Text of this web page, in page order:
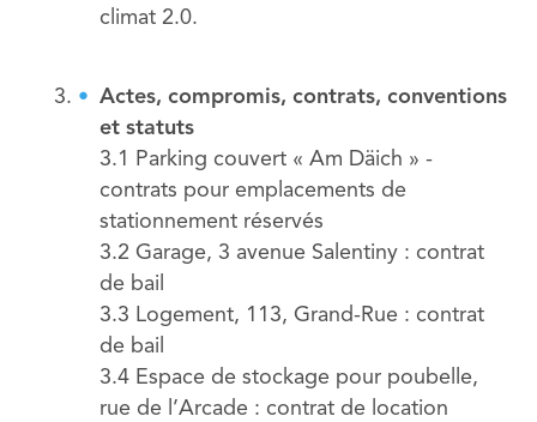
climat 2.0.
Actes, compromis, contrats, conventions
et statuts
3.1 Parking couvert « Am Däich » -
contrats pour emplacements de
stationnement réservés
3.2 Garage, 3 avenue Salentiny : contrat
de bail
3.3 Logement, 113, Grand-Rue : contrat
de bail
3.4 Espace de stockage pour poubelle,
rue de l’Arcade : contrat de location